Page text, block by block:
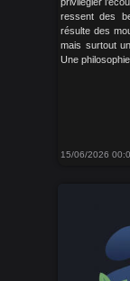
ressent des
résulte des
mais surtout
Une
15/06/2026